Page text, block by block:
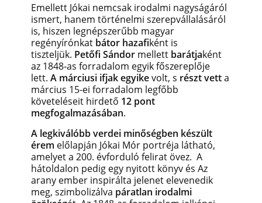
Emellett Jókai nemcsak irodalmi nagyságáról
ismert, hanem történelmi szerepvállalásáról
is, hiszen legnépszerűbb magyar
regényírónkat bátor hazafiként is
tiszteljük. Petőfi Sándor mellett barátjaként
az 1848‑as forradalom egyik főszereplője
lett. A márciusi ifjak egyikevolt, s részt vetta
március 15-ei forradalom legfőbb
követeléseit hirdető 12 pont
megfogalmazásában.
A legkiválóbb verdei minőségben készült
érem előlapján Jókai Mór portréja látható,
amelyet a 200. évforduló felirat övez. A
hátoldalon pedig egy nyitott könyv és Az
arany ember inspirálta jelenet elevenedik
meg, szimbolizálva páratlan irodalmi